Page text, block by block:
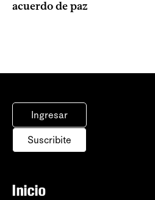
acuerdo de paz
Ingresar
Suscribite
Inicio